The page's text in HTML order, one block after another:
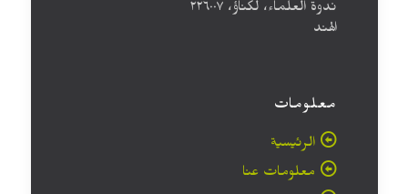
ندوة العلماء، لكناؤ، ۲۲٦۰۰۷
الهند
معلومات
الرئيسية
معلومات عنا